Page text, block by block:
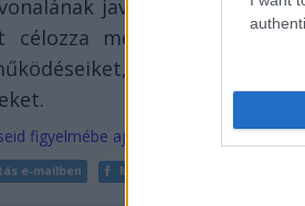
javítását, valamint
célozza meg, a CJP tagjai
és ennek
figyelmébe ajánlanád a cikket,
e-mailben Megosztás Facebookon